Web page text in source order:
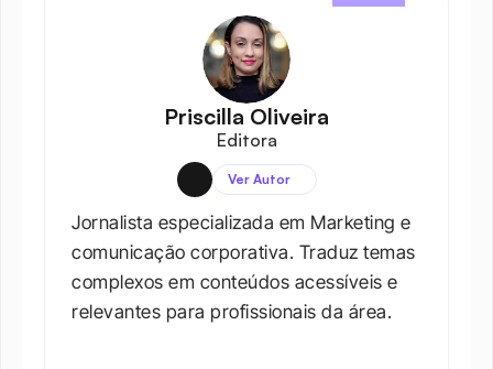
Priscilla Oliveira
Editora
Ver Autor
Jornalista especializada em Marketing e
comunicação corporativa. Traduz temas
complexos em conteúdos acessíveis e
relevantes para profissionais da área.​